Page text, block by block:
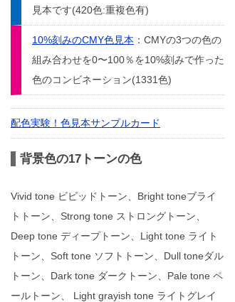
見本です(420色:重複色有)
10%刻みのCMY色見本 ：CMYの3つの色の
組み合わせを0〜100％を10%刻みで作った
色のコンビネーション(1331色)
配色実験！色見本サンプルカード
背景色の17トーンの色
Vivid tone ビビッドトーン、Bright toneブライ
トトーン、Strong tone ストロングトーン、
Deep tone ディープトーン、Light tone ライト
トーン、Soft tone ソフトトーン、Dull toneダル
トーン、Dark tone ダークトーン、Pale tone ペ
ールトーン、 Light grayish tone ライトグレイ